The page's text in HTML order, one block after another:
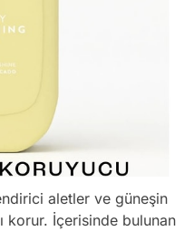
aletler ve güneşin
korur. İçerisinde bulunan